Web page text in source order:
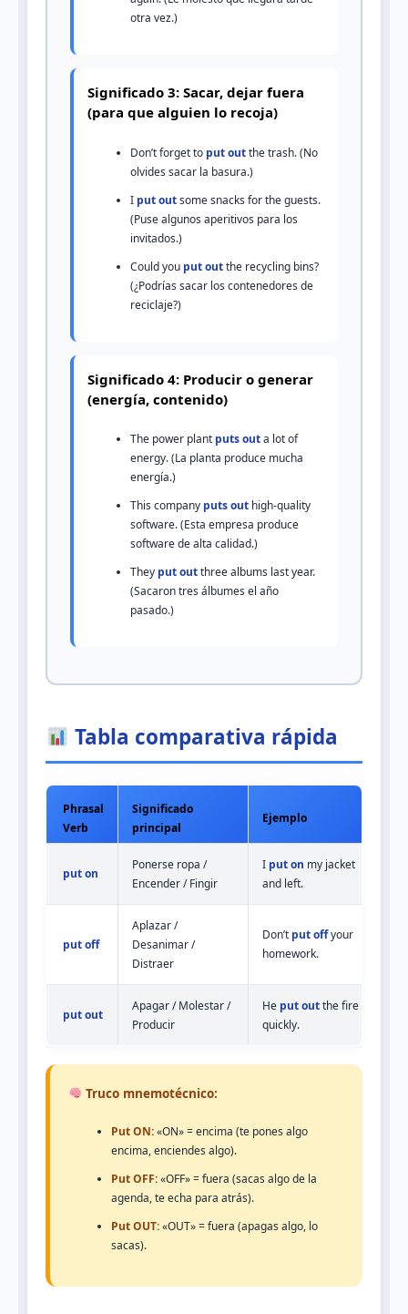
otra vez.)
Significado 3: Sacar, dejar fuera
(para que alguien lo recoja)
Don’t forget to put outthe trash. (No
olvides sacar la basura.)
I put outsome snacks for the guests.
(Puse algunos aperitivos para los
invitados.)
Could you put outthe recycling bins?
(¿Podrías sacar los contenedores de
reciclaje?)
Significado 4: Producir o generar
(energía, contenido)
The power plant puts outa lot of
energy. (La planta produce mucha
energía.)
This company puts out high-quality
software. (Esta empresa produce
software de alta calidad.)
They put outthree albums last year.
(Sacaron tres álbumes el año
pasado.)
Tabla comparativa rápida
Phrasal
Verb
Significado
principal
Ejemplo
put on
Ponerse ropa /
Encender / Fingir
I put on my jacket
and left.
put off
Aplazar /
Desanimar /
Distraer
Don’t put offyour
homework.
put out
Apagar / Molestar /
Producir
He put outthe fire
quickly.
Truco mnemotécnico:
Put ON:«ON» = encima (te pones algo
encima, enciendes algo).
Put OFF:«OFF» = fuera (sacas algo de la
agenda, te echa para atrás).
Put OUT:«OUT» = fuera (apagas algo, lo
sacas).